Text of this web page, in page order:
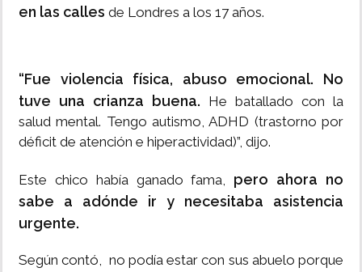
en las calles de Londres a los 17 años.
“Fue violencia física, abuso emocional. No
tuve una crianza buena. He batallado con la
salud mental. Tengo autismo, ADHD (trastorno por
déficit de atención e hiperactividad)”, dijo.
Este chico había ganado fama, pero ahora no
sabe a adónde ir y necesitaba asistencia
urgente.
Según contó, no podía estar con sus abuelo porque